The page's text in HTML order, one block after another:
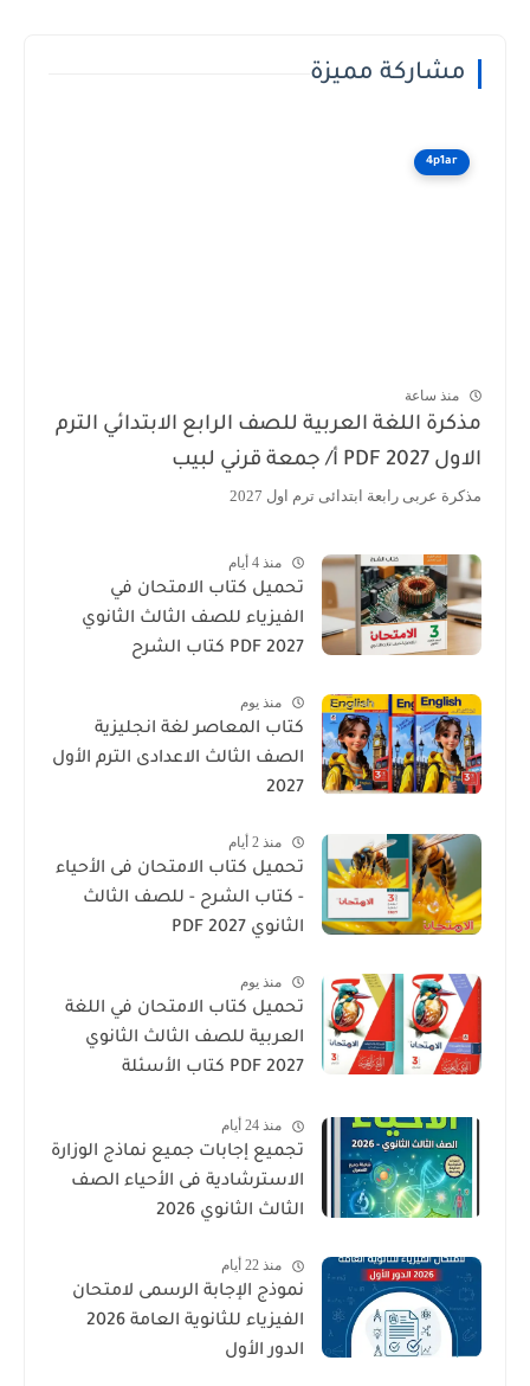
مشاركة مميزة
4p1ar
منذ ساعة
مذكرة اللغة العربية للصف الرابع الابتدائي الترم
الاول 2027 PDF أ/ جمعة قرني لبيب
مذكرة عربى رابعة ابتدائى ترم اول 2027
منذ 4 أيام
تحميل كتاب الامتحان في
الفيزياء للصف الثالث الثانوي
2027 PDF كتاب الشرح
منذ يوم
كتاب المعاصر لغة انجليزية
الصف الثالث الاعدادى الترم الأول
2027
منذ 2 أيام
تحميل كتاب الامتحان فى الأحياء
- كتاب الشرح - للصف الثالث
الثانوي 2027 PDF
منذ يوم
تحميل كتاب الامتحان في اللغة
العربية للصف الثالث الثانوي
2027 PDF كتاب الأسئلة
منذ 24 أيام
تجميع إجابات جميع نماذج الوزارة
الاسترشادية فى الأحياء الصف
الثالث الثانوي 2026
منذ 22 أيام
نموذج الإجابة الرسمى لامتحان
الفيزياء للثانوية العامة 2026
الدور الأول